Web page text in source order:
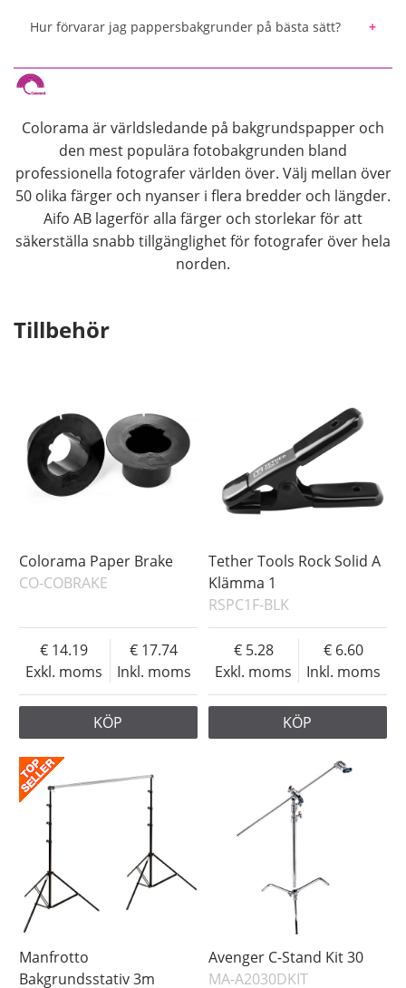
personer breda 2,72 m: 3-4 personer breda 3,55
Hur förvarar jag pappersbakgrunder på bästa sätt?
bakgrundspappret stående när de inte kommer
att papperskärnan kan bli böjd eller att pappret
kommer i kläm under förvaring vilket gör att det
kan bli vågigt. Vi erbjuder smarta
förvaringslösningar så att du på enkelt och säkert
sätt kan förvara ditt bakgrundspapper.
Colorama är världsledande på bakgrundspapper och
den mest populära fotobakgrunden bland
professionella fotografer världen över. Välj mellan över
50 olika färger och nyanser i flera bredder och längder.
Aifo AB lagerför alla färger och storlekar för att
säkerställa snabb tillgänglighet för fotografer över hela
norden.
Tillbehör
Colorama Paper Brake
CO-COBRAKE
Exkl. moms
14.19
Inkl. moms
17.74
KÖP
Tether Tools Rock Solid A
Klämma 1
RSPC1F-BLK
Exkl. moms
5.28
Inkl. moms
6.60
KÖP
Manfrotto
Bakgrundsstativ 3m
Avenger C-Stand Kit 30
MA-A2030DKIT